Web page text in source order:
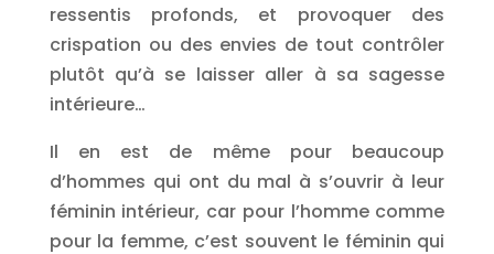
ressentis profonds, et provoquer des
crispation ou des envies de tout contrôler
plutôt qu’à se laisser aller à sa sagesse
intérieure…
Il en est de même pour beaucoup
d’hommes qui ont du mal à s’ouvrir à leur
féminin intérieur, car pour l’homme comme
pour la femme, c’est souvent le féminin qui